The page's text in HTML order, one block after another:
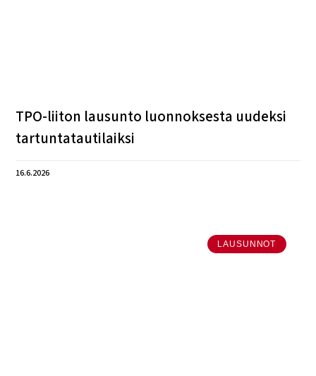
TPO-liiton lausunto luonnoksesta uudeksi
tartuntatautilaiksi
16.6.2026
LAUSUNNOT